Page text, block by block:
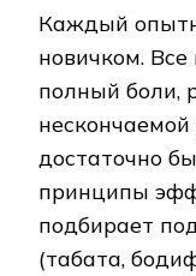
Каждый
новичком.
полный боли,
нескончаемой
достаточно
принципы
подбирает
(табата,